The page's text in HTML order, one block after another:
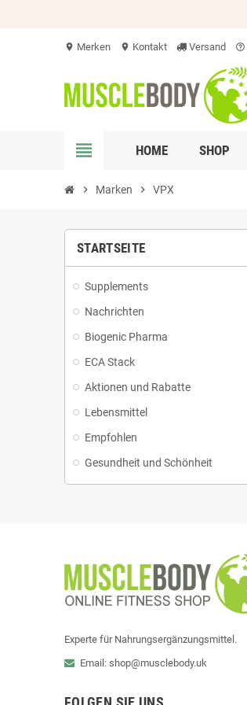
location_on Merken location_on Kontakt Versand help_outline
view_headline HOME SHOP
chevron_right Marken chevron_right VPX
STARTSEITE
Supplements
Nachrichten
Biogenic Pharma
ECA Stack
Aktionen und Rabatte
Lebensmittel
Empfohlen
Gesundheit und Schönheit
Experte für Nahrungsergänzungsmittel.
Email: shop@musclebody.uk